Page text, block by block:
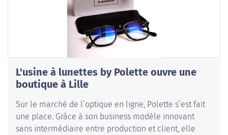
L'usine à lunettes by Polette ouvre une
boutique à Lille
Sur le marché de l’optique en ligne, Polette s’est fait
une place. Grâce à son business modèle innovant
sans intermédiaire entre production et client, elle